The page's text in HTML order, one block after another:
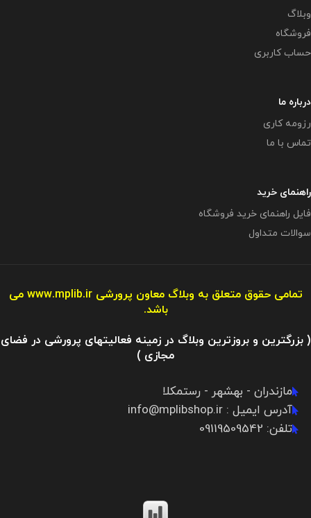
وبلاگ
فروشگاه
حساب کاربری
درباره ما
رزومه کاری
تماس با ما
راهنمای خرید
فایل راهنمای خرید فروشگاه
سوالات متداول
تمامی حقوق متعلق به وبلاگ معاون پرورشیwww.mplib.ir می
باشد.
( بزرگترین و بروزترین وبلاگ در زمینه فعالیتهای پرورشی در فضای
مجازی )
مازندران - بهشهر - رستمکلا
آدرس ایمیل : info@mplibshop.ir
تلفن: 09119509542​